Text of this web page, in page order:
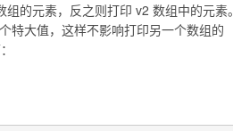
的元素，反之则打印 v2 数组中的元素
特大值，这样不影响打印另一个数组的